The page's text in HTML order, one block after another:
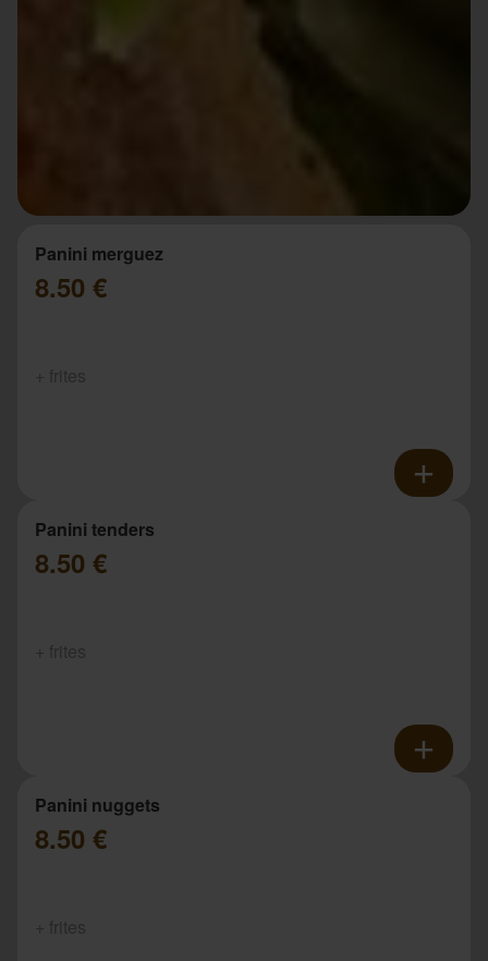
Panini merguez
8.50 €
Panini tenders
8.50 €
Panini nuggets
8.50 €